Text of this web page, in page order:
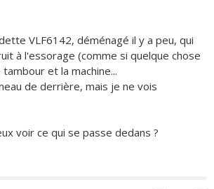
VLF6142, déménagé il y a peu, qui
à l'essorage (comme si quelque chose
et la machine...
de derrière, mais je ne vois
voir ce qui se passe dedans ?